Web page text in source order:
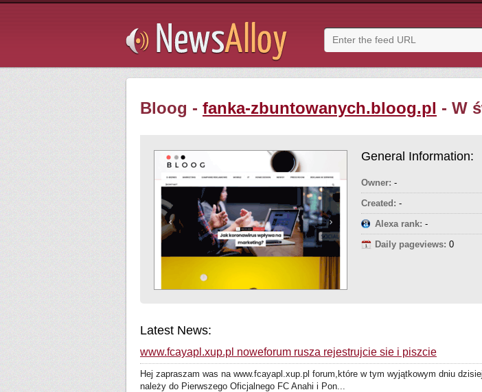
Bloog - fanka-zbuntowanych.bloog.pl - W
General Information:
Owner: -
Created: -
Alexa rank: -
Daily pageviews: 0
Latest News:
www.fcayapl.xup.pl noweforum rusza rejestrujcie sie i piszcie
Hej zapraszam was na www.fcayapl.xup.pl forum,które w tym wyjątkowym dniu
należy do Pierwszego Oficjalnego FC Anahi i Pon...